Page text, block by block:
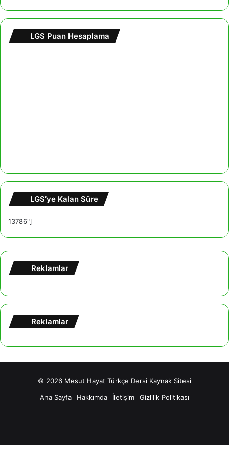
LGS Puan Hesaplama
LGS’ye Kalan Süre
13786"]
Reklamlar
Reklamlar
© 2026 Mesut Hayat Türkçe Dersi Kaynak Sitesi
Ana Sayfa
Hakkımda İletişim Gizlilik Politikası